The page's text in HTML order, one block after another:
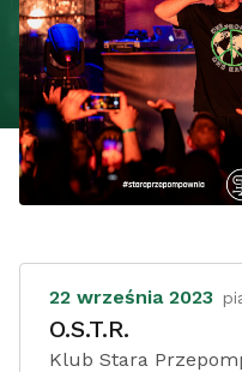
22 września 2023
O.S.T.R.
Klub Stara